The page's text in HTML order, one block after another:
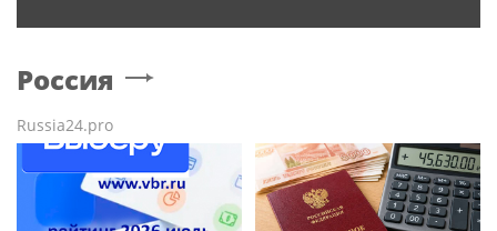
Россия
Russia24.pro